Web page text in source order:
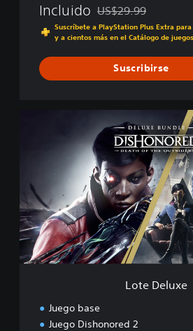
Incluido Rebajado del precio
US$29.99
Suscríbete a PlayStation Plus Extra
y a cientos más en el Catálogo de juegos
Suscribirse
u
x
e
Lote Deluxe
Juego base
Juego Dishonored 2